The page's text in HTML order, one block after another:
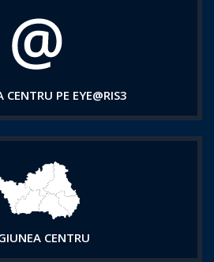
CENTRU PE EYE@RIS3
CENTRU